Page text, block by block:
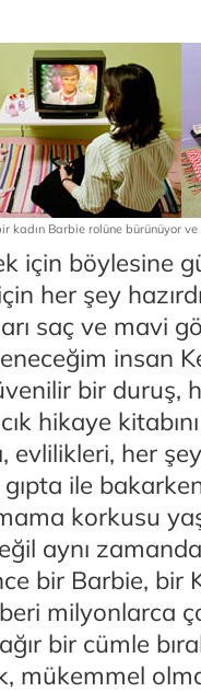
kadın Barbie rolüne bürünüyor ve
için böylesine
her şey
saç ve mavi
insan
bir duruş,
hikaye
evlilikleri, her
ile
korkusu
aynı
bir Barbie, bir
beri milyonlarca
bir cümle
mükemmel